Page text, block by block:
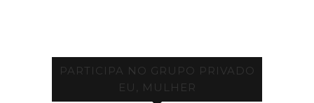
PARTICIPA NO GRUPO PRIVADO
EU, MULHER